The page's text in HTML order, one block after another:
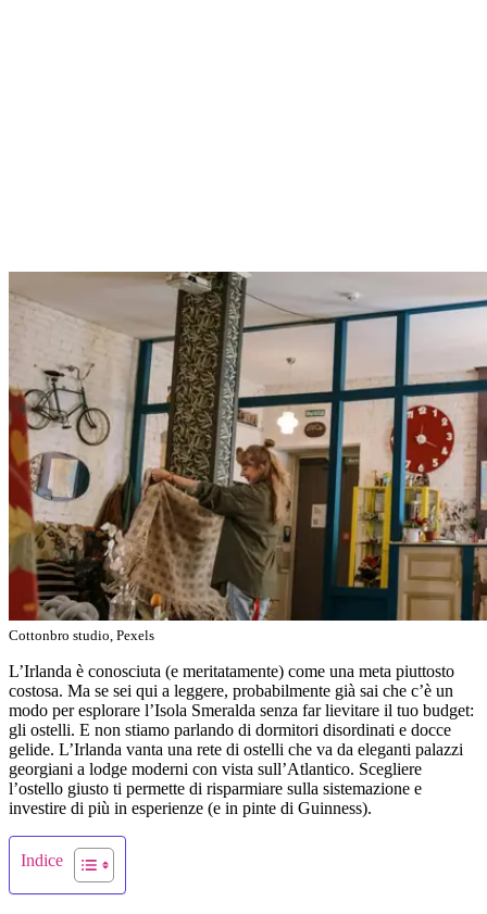
Cottonbro studio, Pexels
L’Irlanda è conosciuta (e meritatamente) come una meta piuttosto
costosa. Ma se sei qui a leggere, probabilmente già sai che c’è un
modo per esplorare l’Isola Smeralda senza far lievitare il tuo budget:
gli ostelli. E non stiamo parlando di dormitori disordinati e docce
gelide. L’Irlanda vanta una rete di ostelli che va da eleganti palazzi
georgiani a lodge moderni con vista sull’Atlantico. Scegliere
l’ostello giusto ti permette di risparmiare sulla sistemazione e
investire di più in esperienze (e in pinte di Guinness).
Indice